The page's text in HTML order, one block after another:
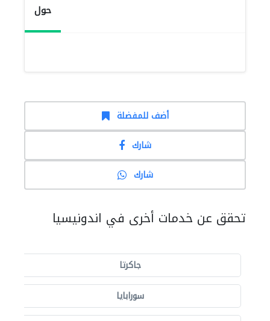
حول
أضف للمفضلة
شارك
شارك
تحقق عن خدمات أخرى في اندونيسيا
جاكرتا
سورابايا